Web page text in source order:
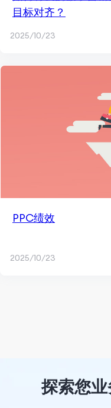
目标对齐？
2025/10/23
PPC绩效
2025/10/23
探索您